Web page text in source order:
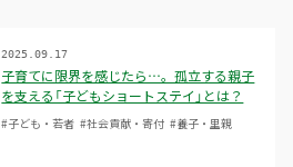
子育てに限界を感じたら…。孤立する親子
を支える「子どもショートステイ」とは？
2025.09.17
#子ども・若者 #社会貢献・寄付 #養子・里親